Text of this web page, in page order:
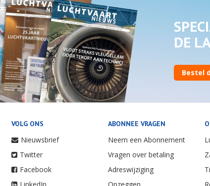
DE
Bestel
VOLG ONS
Nieuwsbrief
Twitter
Facebook
ABONNEE VRAGEN
Neem een Abonnement
Vragen over betaling
Adreswijziging